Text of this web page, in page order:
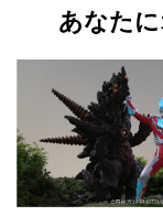
あなた